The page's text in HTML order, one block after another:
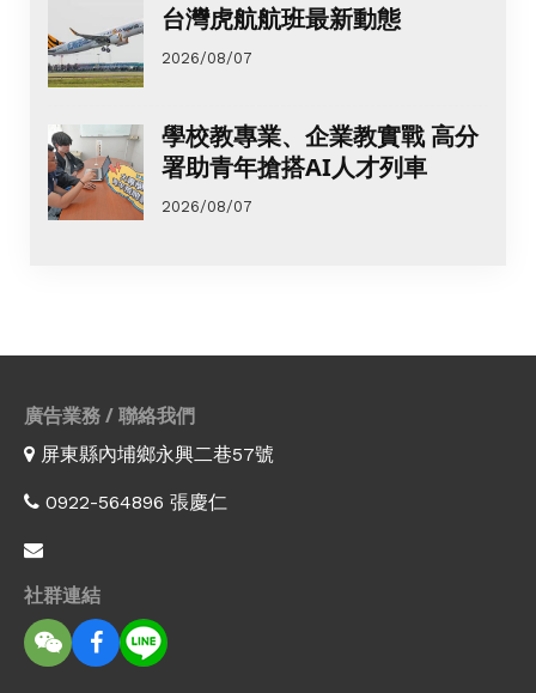
台灣虎航航班最新動態
2026/08/07
學校教專業、企業教實戰 高分
署助青年搶搭AI人才列車
2026/08/07
廣告業務 / 聯絡我們
屏東縣內埔鄉永興二巷57號
0922-564896 張慶仁
社群連結